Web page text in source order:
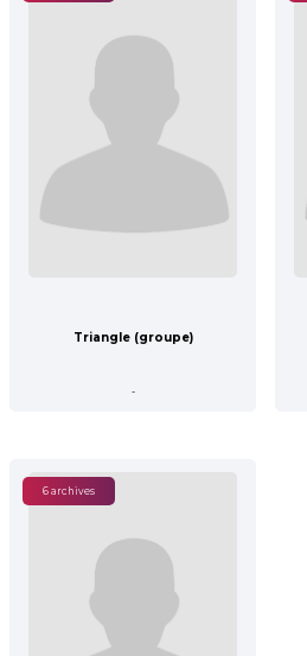
Triangle (groupe)
-
6 archives